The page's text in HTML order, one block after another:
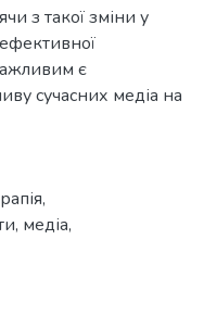
з такої зміни у
є
сучасних медіа на
,
, медіа,